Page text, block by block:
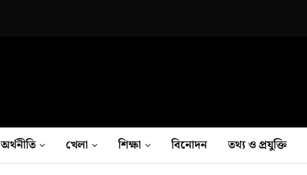
অর্থনীতি খেলা শিক্ষা বিনোদন তথ‍্য ও প্রযুক্তি